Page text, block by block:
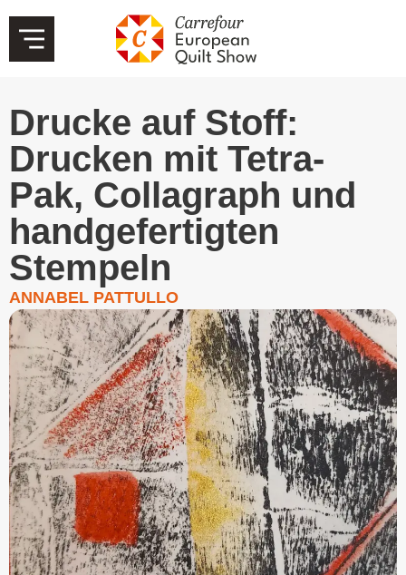
Drucke auf Stoff:
Drucken mit Tetra-
Pak, Collagraph und
handgefertigten
Stempeln
ANNABEL PATTULLO